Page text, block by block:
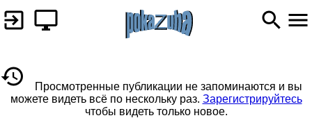
Просмотренные публикации не запоминаются и вы
можете видеть всё по нескольку раз. Зарегистрируйтесь
чтобы видеть только новое.